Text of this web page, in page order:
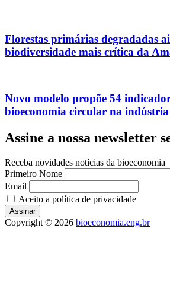
Florestas primárias degradadas
biodiversidade mais crítica da
Novo modelo propõe 54
bioeconomia circular na indústria
Assine a nossa newsletter
Receba novidades notícias da bioeconomia
Primeiro Nome
Email
Aceito a política de privacidade
Copyright © 2026 bioeconomia.eng.br